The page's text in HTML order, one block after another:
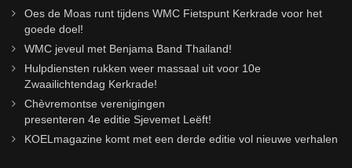
Oes de Moas runt tijdens WMC Fietspunt Kerkrade voor het
goede doel!
WMC jeveul met Benjama Band Thailand!
Hulpdiensten rukken weer massaal uit voor 10e
Zwaailichtendag Kerkrade!
Chèvremontse verenigingen
presenteren 4e editie Sjevemet Leëft!
KOELmagazine komt met een derde editie vol nieuwe verhalen